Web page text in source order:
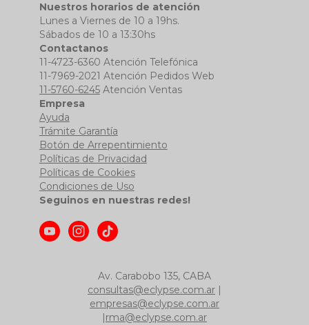
Nuestros horarios de atención
Lunes a Viernes de 10 a 19hs.
Sábados de 10 a 13:30hs
Contactanos
11-4723-6360 Atención Telefónica
11-7969-2021 Atención Pedidos Web
11-5760-6245Atención Ventas
Empresa
Ayuda
Trámite Garantía
Botón de Arrepentimiento
Políticas de Privacidad
Políticas de Cookies
Condiciones de Uso
Seguinos en nuestras redes!
Av. Carabobo 135, CABA
consultas@eclypse.com.ar
empresas@eclypse.com.ar
rma@eclypse.com.ar